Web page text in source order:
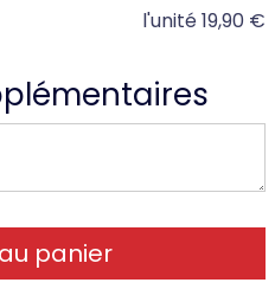
l'unité19,90 €